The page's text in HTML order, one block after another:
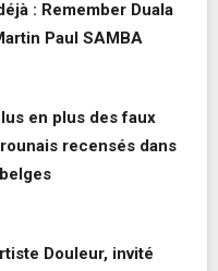
: Remember Duala
Paul SAMBA
en plus des faux
recensés dans
Douleur, invité